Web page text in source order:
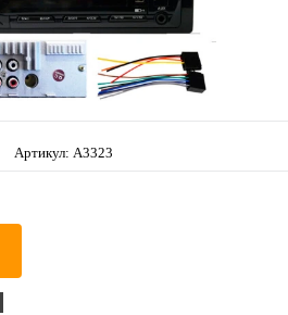
Артикул: A3323